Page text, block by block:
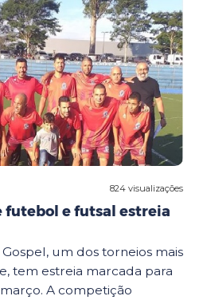
824 visualizações
futebol e futsal estreia
um dos torneios mais
tem estreia marcada para
A competição